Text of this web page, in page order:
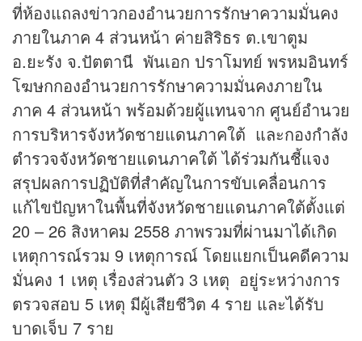
ที่ห้องแถลงข่าวกองอำนวยการรักษาความมั่นคง
ภายในภาค 4 ส่วนหน้า ค่ายสิริธร ต.เขาตูม
อ.ยะรัง จ.ปัตตานี พันเอก ปราโมทย์ พรหมอินทร์
โฆษกกองอำนวยการรักษาความมั่นคงภายใน
ภาค 4 ส่วนหน้า พร้อมด้วยผู้แทนจาก ศูนย์อำนวย
การบริหารจังหวัดชายแดนภาคใต้ และกองกำลัง
ตำรวจจังหวัดชายแดนภาคใต้ ได้ร่วมกันชี้แจง
สรุปผลการปฏิบัติที่สำคัญในการขับเคลื่อนการ
แก้ไขปัญหาในพื้นที่จังหวัดชายแดนภาคใต้ตั้งแต่
20 – 26 สิงหาคม 2558 ภาพรวมที่ผ่านมาได้เกิด
เหตุการณ์รวม 9 เหตุการณ์ โดยแยกเป็นคดีความ
มั่นคง 1 เหตุ เรื่องส่วนตัว 3 เหตุ อยู่ระหว่างการ
ตรวจสอบ 5 เหตุ มีผู้เสียชีวิต 4 ราย และได้รับ
บาดเจ็บ 7 ราย